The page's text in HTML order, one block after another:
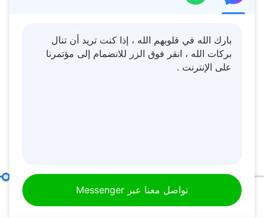
كلمة الله – أقوال المسيح في
البدء: الفصل الأول
كلمة الله – عمل الروح القدس
وعمل الشيطان
بارك الله في قلوبهم الله ، إذا كنت تريد أن تنال
بركات الله ، انقر فوق الزر للانضمام إلى مؤتمرنا
على الإنترنت .
تواصل معنا عبر Messenger
جوهر المسيح هو المحبة